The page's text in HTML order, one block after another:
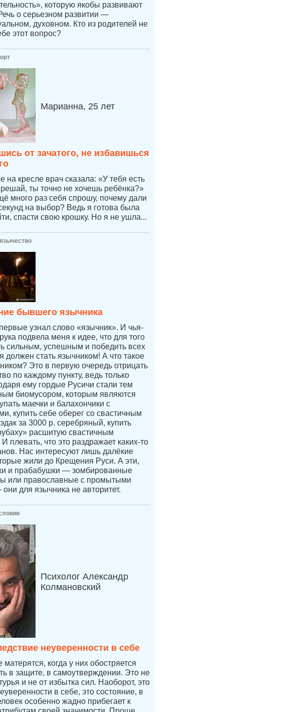
которую якобы развивают
о серьезном развитии —
духовном. Кто из родителей не
этот вопрос?
Марианна, 25 лет
от зачатого, не избавишься
на кресле врач сказала: «У тебя есть
решай, ты точно не хочешь ребёнка?»
много раз себя спрошу, почему дали
на выбор? Ведь я готова была
спасти свою крошку. Но я не ушла...
бывшего язычника
узнал слово «язычник». И чья-
подвела меня к идее, что для того
сильным, успешным и победить всех
должен стать язычником! А что такое
Это в первую очередь отрицать
по каждому пункту, ведь только
ему гордые Русичи стали тем
биомусором, которым являются
маечки и балахончики с
купить себе оберег со свастичным
за 3000 р. серебряный, купить
расшитую свастичным
плевать, что это раздражает каких-то
Нас интересуют лишь далёкие
жили до Крещения Руси. А эти,
и прабабушки — зомбированные
или православные с промытыми
для язычника не авторитет.
Психолог Александр
Колмановский
неуверенности в себе
когда у них обостряется
в защите, в самоутверждении. Это не
и не от избытка сил. Наоборот, это
в себе, это состояние, в
особенно жадно прибегает к